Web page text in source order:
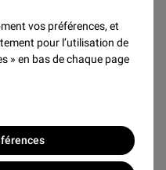
vos préférences, et
pour l’utilisation de
» en bas de chaque page
? (2/9)
- Episode 7 : La